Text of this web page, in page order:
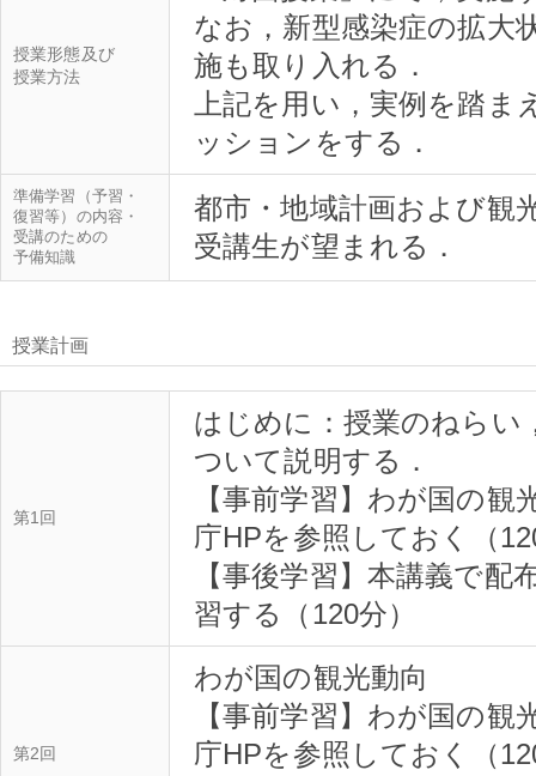
授業形態及び
授業方法
なお，新型感染症の拡大
施も取り入れる．
上記を用い，実例を踏
準備学習（予習・
復習等）の内容・
受講のための
予備知識
都市・地域計画および観
授業計画
第1回
はじめに：授業のねらい
ついて説明する．
【事前学習】わが国の
庁HPを参照しておく（
【事後学習】本講義で
習する（120分）
第2回
わが国の観光動向
【事前学習】わが国の
庁HPを参照しておく（